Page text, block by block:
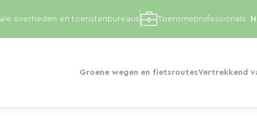
Groene wegen en fietsroutesVertrekkend
overheden en toeristenbureaus Toerismeprofessionals